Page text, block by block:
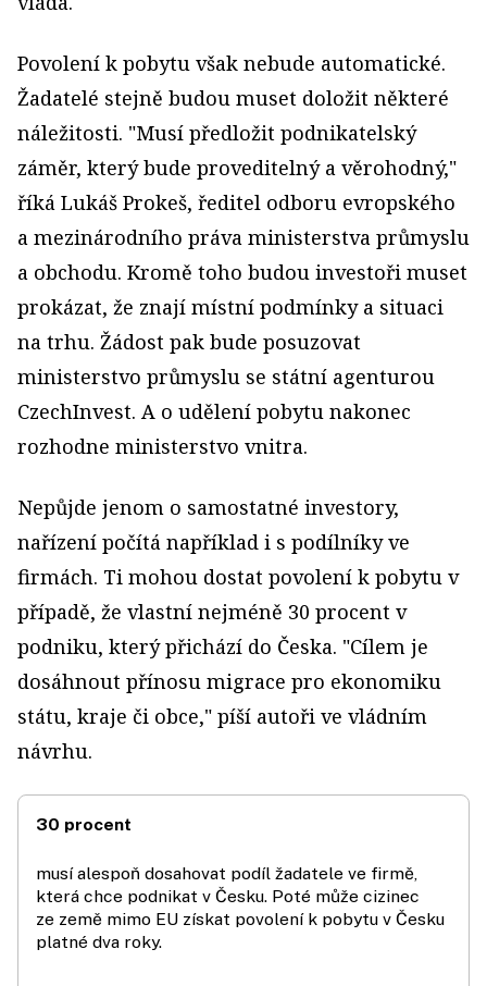
Povolení k pobytu však nebude automatické.
Žadatelé stejně budou muset doložit některé
náležitosti. "Musí předložit podnikatelský
záměr, který bude proveditelný a věrohodný,"
říká Lukáš Prokeš, ředitel odboru evropského
a mezinárodního práva ministerstva průmyslu
a obchodu. Kromě toho budou investoři muset
prokázat, že znají místní podmínky a situaci
na trhu. Žádost pak bude posuzovat
ministerstvo průmyslu se státní agenturou
CzechInvest. A o udělení pobytu nakonec
rozhodne ministerstvo vnitra.
Nepůjde jenom o samostatné investory,
nařízení počítá například i s podílníky ve
firmách. Ti mohou dostat povolení k pobytu v
případě, že vlastní nejméně 30 procent v
podniku, který přichází do Česka. "Cílem je
dosáhnout přínosu migrace pro ekonomiku
státu, kraje či obce," píší autoři ve vládním
návrhu.
30 procent
musí alespoň dosahovat podíl žadatele ve firmě,
která chce podnikat v Česku. Poté může cizinec
ze země mimo EU získat povolení k pobytu v Česku
platné dva roky.